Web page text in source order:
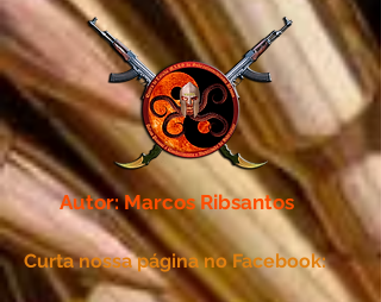
Autor: Marcos Ribsantos
Curta nossa página no Facebook: